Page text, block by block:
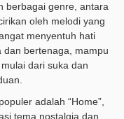
berbagai genre, antara
oleh melodi yang
menyentuh hati
dan bertenaga, mampu
dari suka dan
adalah “Home”,
tema nostalgia dan